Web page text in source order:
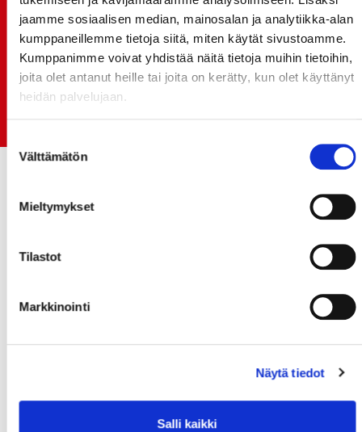
jaamme sosiaalisen median, mainosalan ja analytiikka-alan
kumppaneillemme tietoja siitä, miten käytät sivustoamme.
Kumppanimme voivat yhdistää näitä tietoja muihin tietoihin,
joita olet antanut heille tai joita on kerätty, kun olet käyttänyt
heidän palvelujaan.
valinta
Välttämätön
Mieltymykset
Tilastot
Markkinointi
Näytä tiedot
Salli kaikki
Rinta-Joupin Autoliike jatkaa Sportin
pääyhteistyökumppanina Superkaudella – jatkoa
monikymmenvuotiselle yhteistyölle
06.07.
Early Bird-lippupaketit nyt myynnissä! - näe